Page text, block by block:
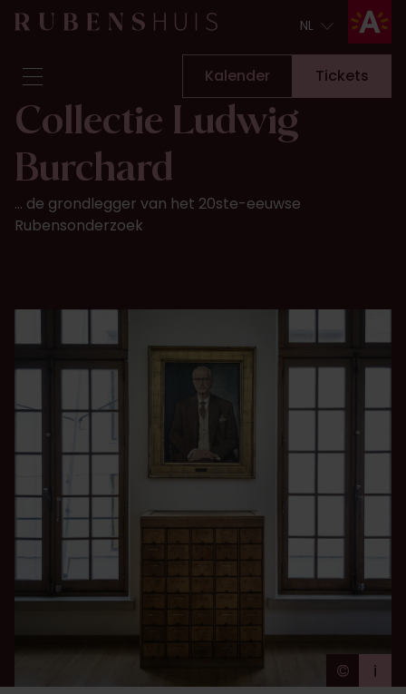
NL
Bezoek
Zien & doen
Verbouwingen
Verhalen
Over ons
Kalender
Tickets
Kalender Tickets
Collectie Ludwig
Burchard
... de grondlegger van het 20ste-eeuwse
Rubensonderzoek
© Ans
i